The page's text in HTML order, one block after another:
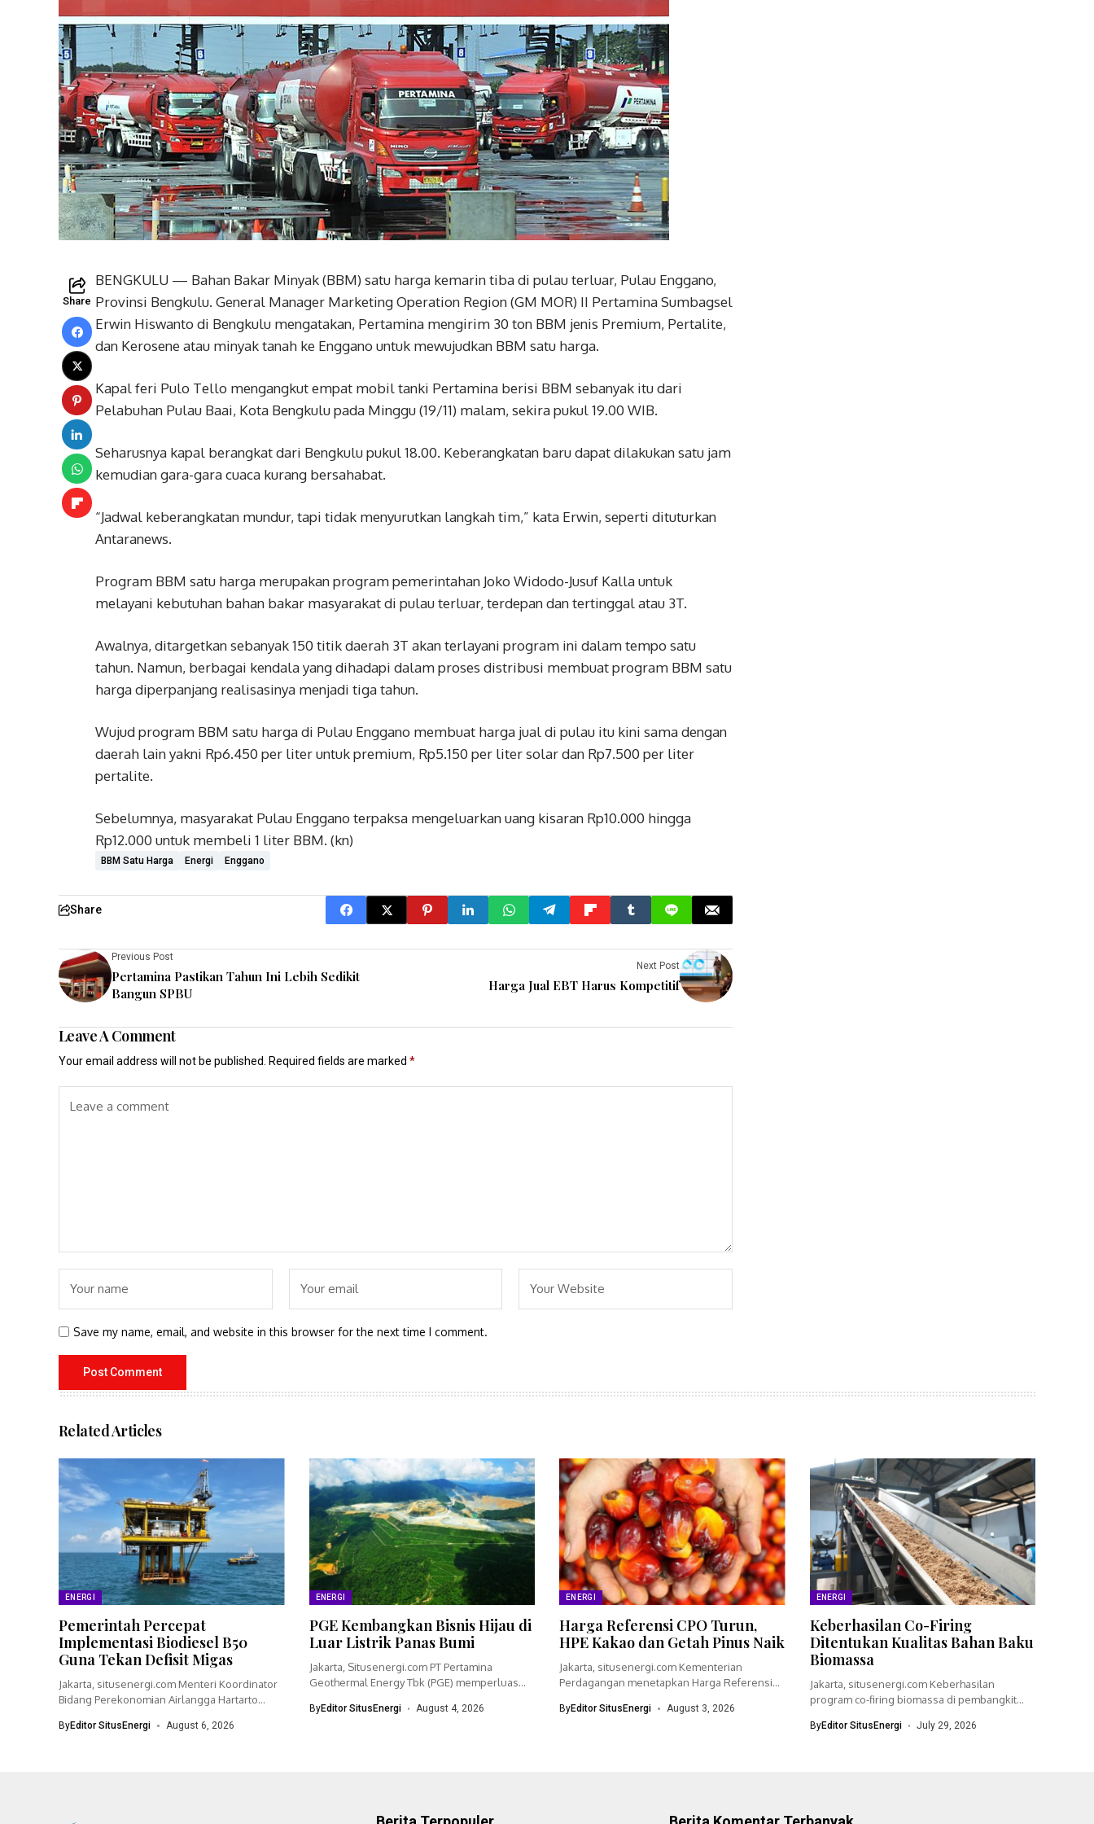
Share
BENGKULU — Bahan Bakar Minyak (BBM) satu harga kemarin tiba di pulau terluar, Pulau Enggano,
Provinsi Bengkulu. General Manager Marketing Operation Region (GM MOR) II Pertamina Sumbagsel
Erwin Hiswanto di Bengkulu mengatakan, Pertamina mengirim 30 ton BBM jenis Premium, Pertalite,
dan Kerosene atau minyak tanah ke Enggano untuk mewujudkan BBM satu harga.
Kapal feri Pulo Tello mengangkut empat mobil tanki Pertamina berisi BBM sebanyak itu dari
Pelabuhan Pulau Baai, Kota Bengkulu pada Minggu (19/11) malam, sekira pukul 19.00 WIB.
Seharusnya kapal berangkat dari Bengkulu pukul 18.00. Keberangkatan baru dapat dilakukan satu jam
kemudian gara-gara cuaca kurang bersahabat.
“Jadwal keberangkatan mundur, tapi tidak menyurutkan langkah tim,” kata Erwin, seperti dituturkan
Antaranews.
Program BBM satu harga merupakan program pemerintahan Joko Widodo-Jusuf Kalla untuk
melayani kebutuhan bahan bakar masyarakat di pulau terluar, terdepan dan tertinggal atau 3T.
Awalnya, ditargetkan sebanyak 150 titik daerah 3T akan terlayani program ini dalam tempo satu
tahun. Namun, berbagai kendala yang dihadapi dalam proses distribusi membuat program BBM satu
harga diperpanjang realisasinya menjadi tiga tahun.
Wujud program BBM satu harga di Pulau Enggano membuat harga jual di pulau itu kini sama dengan
daerah lain yakni Rp6.450 per liter untuk premium, Rp5.150 per liter solar dan Rp7.500 per liter
pertalite.
Sebelumnya, masyarakat Pulau Enggano terpaksa mengeluarkan uang kisaran Rp10.000 hingga
Rp12.000 untuk membeli 1 liter BBM. (kn)
BBM Satu Harga Energi Enggano
Share
Previous Post
Pertamina Pastikan Tahun Ini Lebih Sedikit
Bangun SPBU
Next Post
Harga Jual EBT Harus Kompetitif
Leave A Comment
Your email address will not be published. Required fields are marked *
Save my name, email, and website in this browser for the next time I comment.
Related Articles
ENERGI
Pemerintah Percepat
Implementasi Biodiesel B50
Guna Tekan Defisit Migas
Jakarta, situsenergi.com Menteri Koordinator
Bidang Perekonomian Airlangga Hartarto
mempercepat...
ByEditor SitusEnergi August 6, 2026
ENERGI
PGE Kembangkan Bisnis Hijau di
Luar Listrik Panas Bumi
Jakarta, Situsenergi.com PT Pertamina
Geothermal Energy Tbk (PGE) memperluas
ByEditor SitusEnergi August 4, 2026
ENERGI
Harga Referensi CPO Turun,
HPE Kakao dan Getah Pinus Naik
Jakarta, situsenergi.com Kementerian
Perdagangan menetapkan Harga Referensi
ByEditor SitusEnergi August 3, 2026
ENERGI
Keberhasilan Co-Firing
Ditentukan Kualitas Bahan Baku
Biomassa
Jakarta, situsenergi.com Keberhasilan
program co-firing biomassa di pembangkit
ByEditor SitusEnergi July 29, 2026